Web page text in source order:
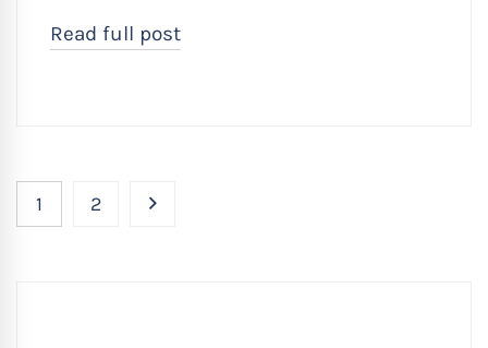
Read full post
1 2